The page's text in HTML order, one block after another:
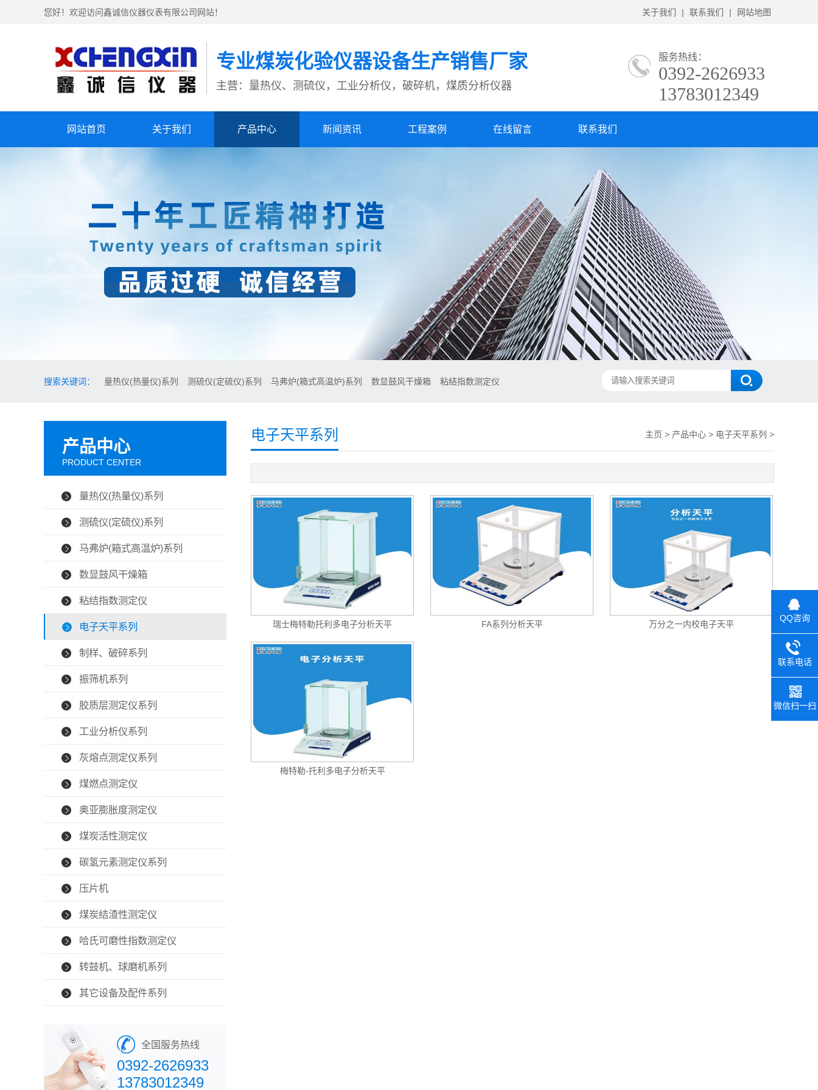
您好！欢迎访问鑫诚信仪器仪表有限公司网站！ 关于我们 | 联系我们 | 网站地图
专业煤炭化验仪器设备生产销售厂家
主营：量热仪、测硫仪，工业分析仪，破碎机，煤质分析仪器
服务热线：
0392-2626933
13783012349
网站首页 关于我们 产品中心 新闻资讯 工程案例 在线留言 联系我们
搜索关键词： 量热仪(热量仪)系列 测硫仪(定硫仪)系列 马弗炉(箱式高温炉)系列 数显鼓风干燥箱 粘结指数测定仪
产品中心
PRODUCT CENTER
量热仪(热量仪)系列
测硫仪(定硫仪)系列
马弗炉(箱式高温炉)系列
数显鼓风干燥箱
粘结指数测定仪
电子天平系列
制样、破碎系列
振筛机系列
胶质层测定仪系列
工业分析仪系列
灰熔点测定仪系列
煤燃点测定仪
奥亚膨胀度测定仪
煤炭活性测定仪
碳氢元素测定仪系列
压片机
煤炭结渣性测定仪
哈氏可磨性指数测定仪
转鼓机、球磨机系列
其它设备及配件系列
全国服务热线
0392-2626933
13783012349
电子天平系列 主页 > 产品中心 > 电子天平系列 >
瑞士梅特勒托利多电子分析天平 FA系列分析天平 万分之一内校电子天平
梅特勒-托利多电子分析天平
QQ咨询
联系电话
微信扫一扫